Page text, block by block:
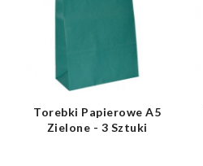
shopping_bag
Torebki Papierowe A5
Zielone - 3 Sztuki